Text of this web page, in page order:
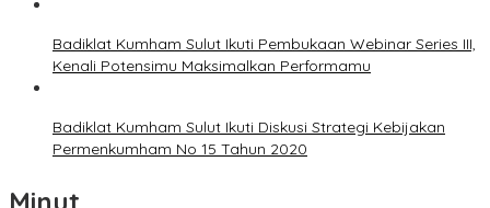
Badiklat Kumham Sulut Ikuti Pembukaan Webinar Series III,
Kenali Potensimu Maksimalkan Performamu
Badiklat Kumham Sulut Ikuti Diskusi Strategi Kebijakan
Permenkumham No 15 Tahun 2020
Minut